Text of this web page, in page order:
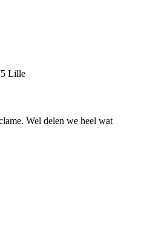
Lille
Wel delen we heel wat